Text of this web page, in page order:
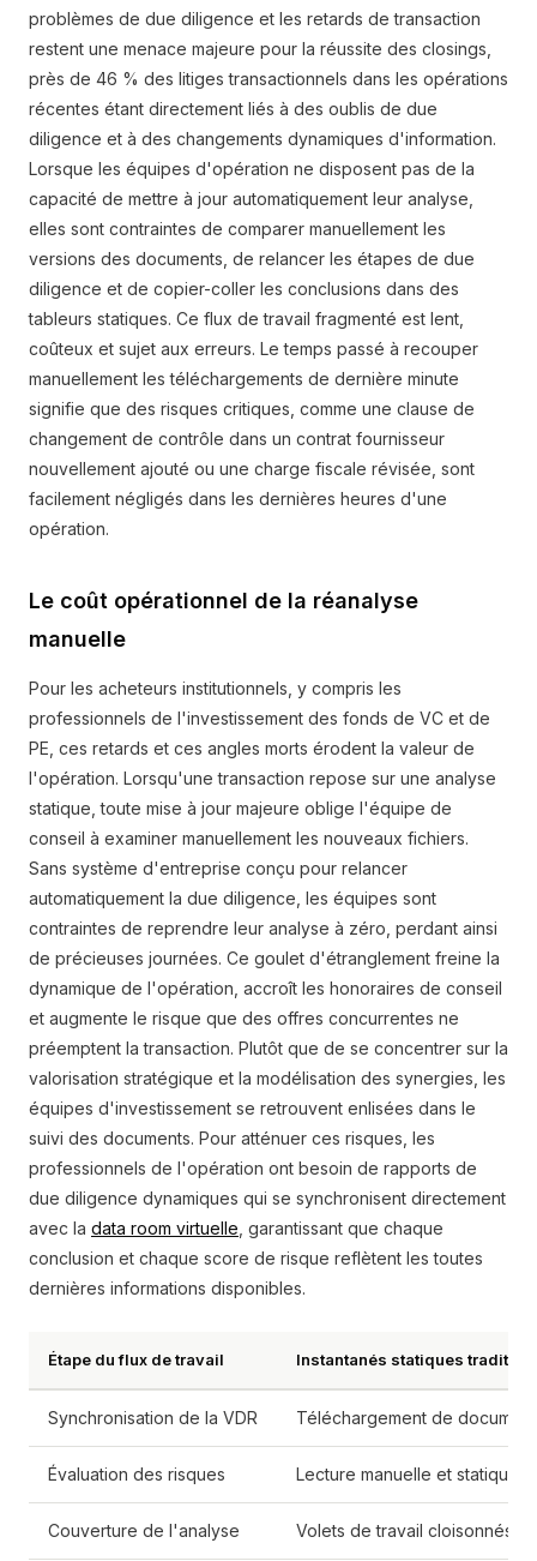
problèmes de due diligence et les retards de transaction
restent une menace majeure pour la réussite des closings,
près de 46 % des litiges transactionnels dans les opérations
récentes étant directement liés à des oublis de due
diligence et à des changements dynamiques d'information.
Lorsque les équipes d'opération ne disposent pas de la
capacité de mettre à jour automatiquement leur analyse,
elles sont contraintes de comparer manuellement les
versions des documents, de relancer les étapes de due
diligence et de copier-coller les conclusions dans des
tableurs statiques. Ce flux de travail fragmenté est lent,
coûteux et sujet aux erreurs. Le temps passé à recouper
manuellement les téléchargements de dernière minute
signifie que des risques critiques, comme une clause de
changement de contrôle dans un contrat fournisseur
nouvellement ajouté ou une charge fiscale révisée, sont
facilement négligés dans les dernières heures d'une
opération.
Le coût opérationnel de la réanalyse
manuelle
Pour les acheteurs institutionnels, y compris les
professionnels de l'investissement des fonds de VC et de
PE, ces retards et ces angles morts érodent la valeur de
l'opération. Lorsqu'une transaction repose sur une analyse
statique, toute mise à jour majeure oblige l'équipe de
conseil à examiner manuellement les nouveaux fichiers.
Sans système d'entreprise conçu pour relancer
automatiquement la due diligence, les équipes sont
contraintes de reprendre leur analyse à zéro, perdant ainsi
de précieuses journées. Ce goulet d'étranglement freine la
dynamique de l'opération, accroît les honoraires de conseil
et augmente le risque que des offres concurrentes ne
préemptent la transaction. Plutôt que de se concentrer sur la
valorisation stratégique et la modélisation des synergies, les
équipes d'investissement se retrouvent enlisées dans le
suivi des documents. Pour atténuer ces risques, les
professionnels de l'opération ont besoin de rapports de
due diligence dynamiques qui se synchronisent directement
avec la data room virtuelle , garantissant que chaque
conclusion et chaque score de risque reflètent les toutes
dernières informations disponibles.
Étape du flux de travail Instantanés statiques
Synchronisation de la VDR Téléchargement de
Évaluation des risques Lecture manuelle et statique
Couverture de l'analyse Volets de travail cloisonnés